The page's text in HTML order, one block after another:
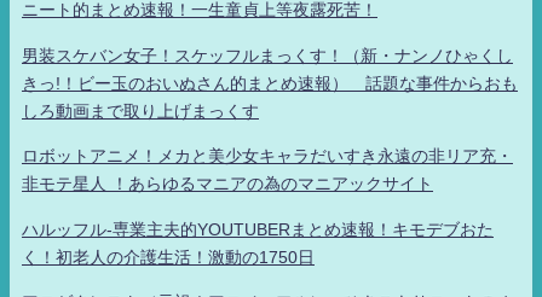
ニート的まとめ速報！一生童貞上等夜露死苦！
男装スケバン女子！スケッフルまっくす！（新・ナンノひゃくし
きっ!！ビー玉のおいぬさん的まとめ速報） 話題な事件からおも
しろ動画まで取り上げまっくす
ロボットアニメ！メカと美少女キャラだいすき永遠の非リア充・
非モテ星人 ！あらゆるマニアの為のマニアックサイト
ハルッフル-専業主夫的YOUTUBERまとめ速報！キモデブおた
く！初老人の介護生活！激動の1750日